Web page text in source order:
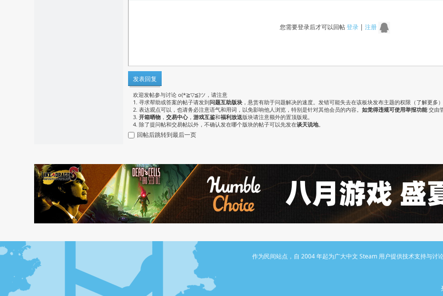
您需要登录后才可以回帖登录| 注册
发表回复
欢迎发帖参与讨论 o(*≧▽≦)ツ，请注意
1. 寻求帮助或答案的帖子请发到问题互助版块 ，悬赏有助于问题解决的速度。发错可能失去在该板块发布主题的权限（ 了解更多 ）
2. 表达观点可以，也请务必注意语气和用词，以免影响他人浏览，特别是针对其他会员的内容。 如觉得违规可使用举报功能 交由
3. 开箱晒物 ， 交易中心， 游戏互鉴和福利放送版块请注意额外的置顶版规。
4. 除了提问帖和交易帖以外，不确认发在哪个版块的帖子可以先发在谈天说地。
回帖后跳转到最后一页
作为民间站点，自 2004 年起为广大中文 Steam 用户提供技术支持与讨